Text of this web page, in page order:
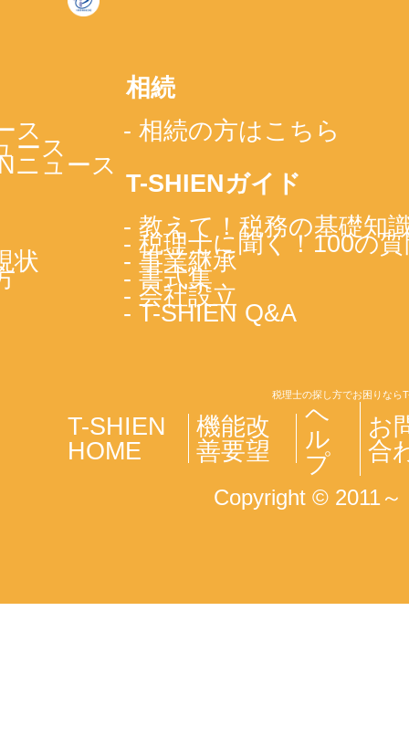
ス
ース
ニュース
状
相続
- 相続の方はこちら
T-SHIENガイド
- 教えて！税務の基礎知
- 税理士に聞く！100の
- 事業継承
- 書式集
- 会社設立
- T-SHIEN Q&A
税理士の探し方でお困りなら
T-SHIEN
HOME
機能改
善要望
ヘ
ル
プ
お
合
Copyright © 2011